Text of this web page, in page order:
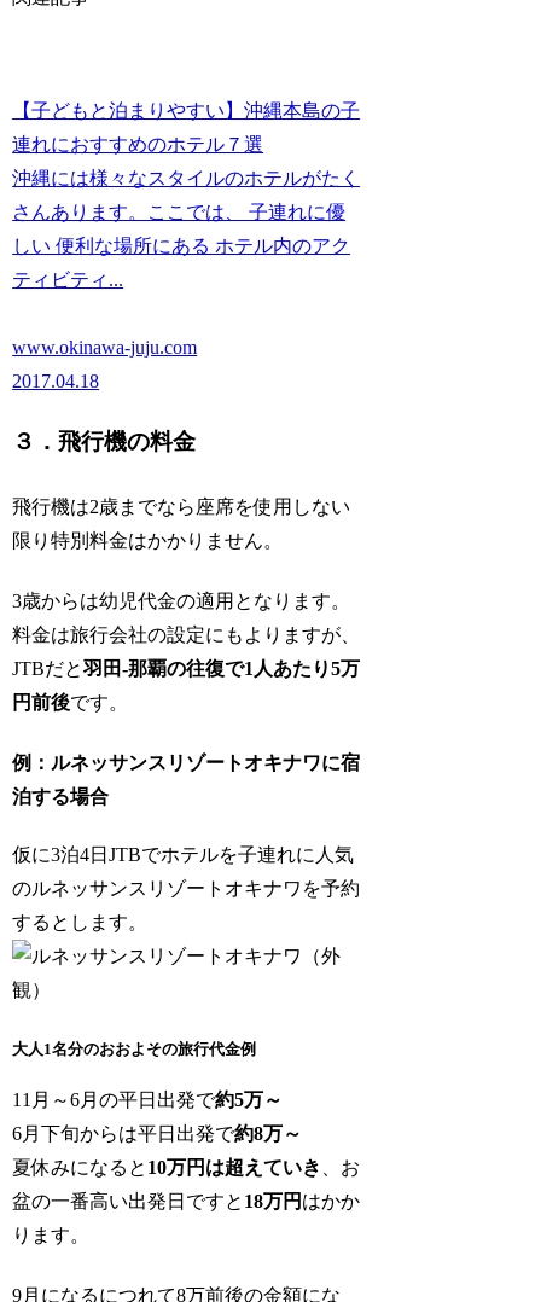
【子どもと泊まりやすい】沖縄本島の子
連れにおすすめのホテル７選
沖縄には様々なスタイルのホテルがたく
さんあります。ここでは、 子連れに優
しい 便利な場所にある ホテル内のアク
ティビティ...
www.okinawa-juju.com
2017.04.18
３．飛行機の料金
飛行機は2歳までなら座席を使用しない
限り特別料金はかかりません。
3歳からは幼児代金の適用となります。
料金は旅行会社の設定にもよりますが、
JTBだと羽田-那覇の往復で1人あたり5万
円前後です。
例：ルネッサンスリゾートオキナワに宿
泊する場合
仮に3泊4日JTBでホテルを子連れに人気
のルネッサンスリゾートオキナワを予約
するとします。
大人1名分のおおよその旅行代金例
11月～6月の平日出発で約5万～
6月下旬からは平日出発で約8万～
夏休みになると 10万円は超えていき
、お
盆の一番高い出発日ですと 18万円 はかか
ります。
9月になるにつれて8万前後の金額にな